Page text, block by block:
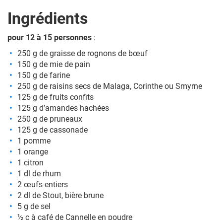
Ingrédients
pour 12 à 15 personnes :
250 g de graisse de rognons de bœuf
150 g de mie de pain
150 g de farine
250 g de raisins secs de Malaga, Corinthe ou Smyrne
125 g de fruits confits
125 g d’amandes hachées
250 g de pruneaux
125 g de cassonade
1 pomme
1 orange
1 citron
1 dl de rhum
2 œufs entiers
2 dl de Stout, bière brune
5 g de sel
½ c à café de Cannelle en poudre